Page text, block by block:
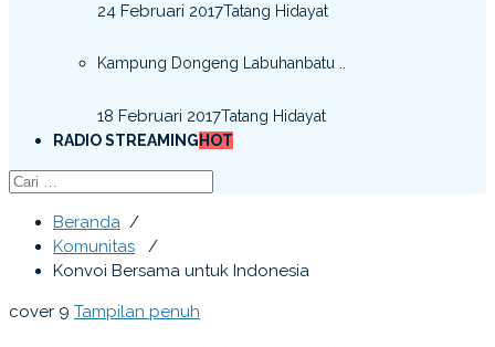
24 Februari 2017Tatang Hidayat
Kampung Dongeng Labuhanbatu ..
18 Februari 2017Tatang Hidayat
RADIO STREAMINGHOT
Beranda /
Komunitas /
Konvoi Bersama untuk Indonesia
cover 9 Tampilan penuh